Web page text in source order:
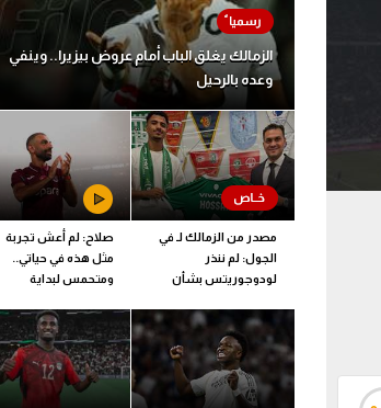
الزمالك يغلق الباب أمام عروض بيزيرا.. وينفي
وعده بالرحيل
مصدر من الزمالك لـ في
الجول: لم ننذر
لودوجوريتس بشأن
المجيد.. وهذا الموعد
المتفق عليه
صلاح: لم أعش تجربة
مثل هذه في حياتي..
ومتحمس لبداية